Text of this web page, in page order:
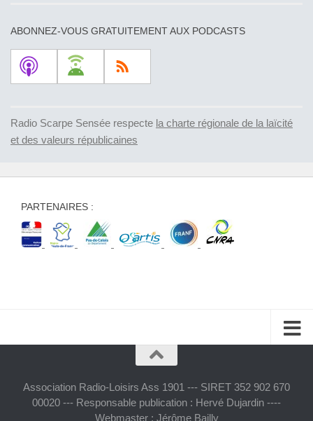
ABONNEZ-VOUS GRATUITEMENT AUX PODCASTS
Radio Scarpe Sensée respecte la charte régionale de la laïcité
et des valeurs républicaines
PARTENAIRES :
Association Radio-Loisirs Ass 1901 --- SIRET 352 902 670
00020 --- Responsable publication : Hervé Dujardin ----
Webmaster : Jérôme Bailly